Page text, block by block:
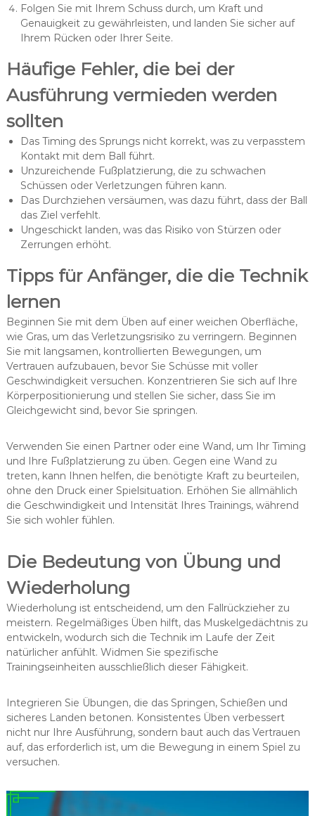
Folgen Sie mit Ihrem Schuss durch, um Kraft und
Genauigkeit zu gewährleisten, und landen Sie sicher auf
Ihrem Rücken oder Ihrer Seite.
Häufige Fehler, die bei der
Ausführung vermieden werden
sollten
Das Timing des Sprungs nicht korrekt, was zu verpasstem
Kontakt mit dem Ball führt.
Unzureichende Fußplatzierung, die zu schwachen
Schüssen oder Verletzungen führen kann.
Das Durchziehen versäumen, was dazu führt, dass der Ball
das Ziel verfehlt.
Ungeschickt landen, was das Risiko von Stürzen oder
Zerrungen erhöht.
Tipps für Anfänger, die die Technik
lernen
Beginnen Sie mit dem Üben auf einer weichen Oberfläche,
wie Gras, um das Verletzungsrisiko zu verringern. Beginnen
Sie mit langsamen, kontrollierten Bewegungen, um
Vertrauen aufzubauen, bevor Sie Schüsse mit voller
Geschwindigkeit versuchen. Konzentrieren Sie sich auf Ihre
Körperpositionierung und stellen Sie sicher, dass Sie im
Gleichgewicht sind, bevor Sie springen.
Verwenden Sie einen Partner oder eine Wand, um Ihr Timing
und Ihre Fußplatzierung zu üben. Gegen eine Wand zu
treten, kann Ihnen helfen, die benötigte Kraft zu beurteilen,
ohne den Druck einer Spielsituation. Erhöhen Sie allmählich
die Geschwindigkeit und Intensität Ihres Trainings, während
Sie sich wohler fühlen.
Die Bedeutung von Übung und
Wiederholung
Wiederholung ist entscheidend, um den Fallrückzieher zu
meistern. Regelmäßiges Üben hilft, das Muskelgedächtnis zu
entwickeln, wodurch sich die Technik im Laufe der Zeit
natürlicher anfühlt. Widmen Sie spezifische
Trainingseinheiten ausschließlich dieser Fähigkeit.
Integrieren Sie Übungen, die das Springen, Schießen und
sicheres Landen betonen. Konsistentes Üben verbessert
nicht nur Ihre Ausführung, sondern baut auch das Vertrauen
auf, das erforderlich ist, um die Bewegung in einem Spiel zu
versuchen.